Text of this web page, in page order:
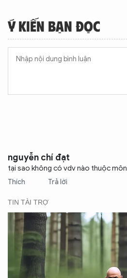
Ý KIẾN BẠN ĐỌC
nguyễn chí đạt
tại sao không có vdv nào thuộc
Thích Trả lời